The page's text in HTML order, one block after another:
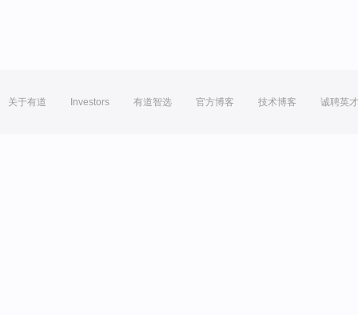
关于有道 Investors 有道智选 官方博客 技术博客 诚聘英才